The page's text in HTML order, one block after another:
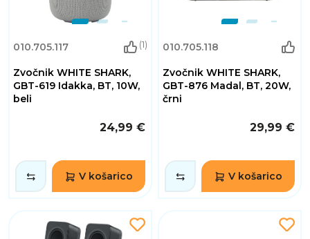
010.705.117 (1)
Zvočnik WHITE SHARK,
GBT-619 Idakka, BT, 10W,
beli
24,99 €
V košarico
010.705.118
Zvočnik WHITE SHARK,
GBT-876 Madal, BT, 20W,
črni
29,99 €
V košarico